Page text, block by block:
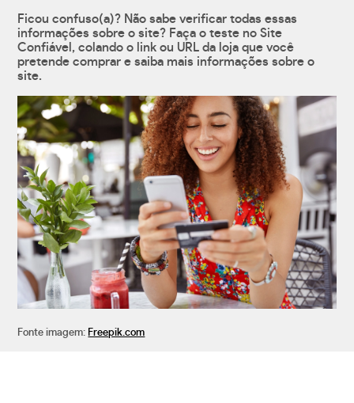
Ficou confuso(a)? Não sabe verificar todas essas
informações sobre o site? Faça o teste no Site
Confiável, colando o link ou URL da loja que você
pretende comprar e saiba mais informações sobre o
site.
Fonte imagem: Freepik.com